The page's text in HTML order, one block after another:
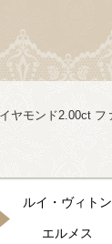
ヤモンド2.00ct
ルイ・ヴィトン
エルメス